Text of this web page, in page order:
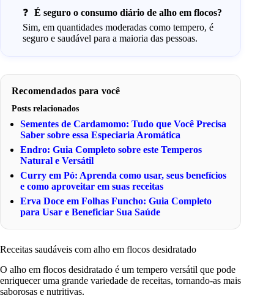
É seguro o consumo diário de alho em flocos?
Sim, em quantidades moderadas como tempero, é
seguro e saudável para a maioria das pessoas.
Recomendados para você
Posts relacionados
Sementes de Cardamomo: Tudo que Você Precisa
Saber sobre essa Especiaria Aromática
Endro: Guia Completo sobre este Temperos
Natural e Versátil
Curry em Pó: Aprenda como usar, seus benefícios
e como aproveitar em suas receitas
Erva Doce em Folhas Funcho: Guia Completo
para Usar e Beneficiar Sua Saúde
Receitas saudáveis com alho em flocos desidratado
O alho em flocos desidratado é um tempero versátil que pode
enriquecer uma grande variedade de receitas, tornando-as mais
saborosas e nutritivas.